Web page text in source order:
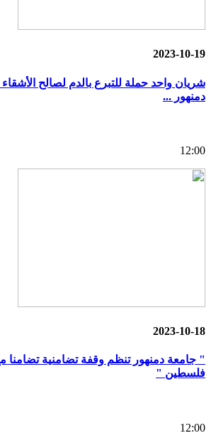
2023-10-19
شريان واحد حملة للتبرع بالدم لصالح
دمنهور ...
12:00
2023-10-18
" جامعة دمنهور تنظم وقفة تضامنية تضامنا
فلسطين "
12:00